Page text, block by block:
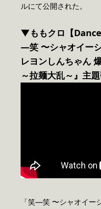
ルにて公開された。
▼ももクロ【
―笑 〜シャオイー
レヨンしんちゃん
～拉麺大乱～』主題
「笑―笑 〜シャオイー